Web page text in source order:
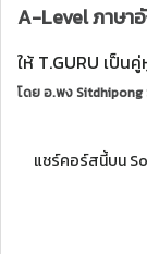
A-Level ภาษา
ให้ T.GURU เป็
โดยอ.พง Sitdhipong
แชร์คอร์สนี้บน